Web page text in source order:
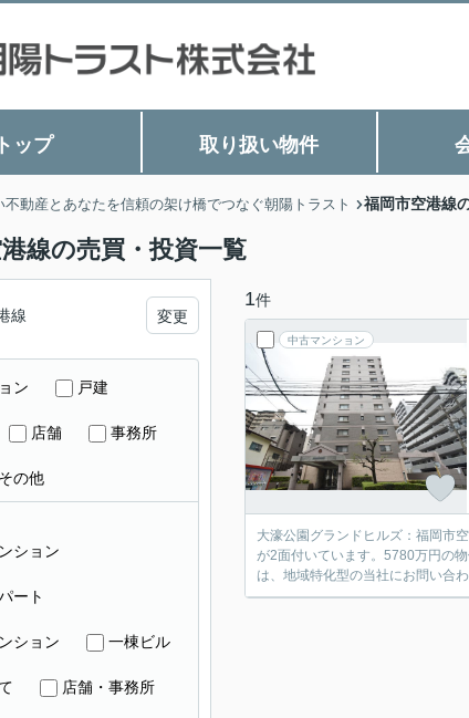
トップ 取り扱い物件
不動産とあなたを信頼の架け橋でつなぐ朝陽トラスト 福岡市空港線
線の売買・投資一覧
1件
中古マンション
大濠公園グランドヒルズ：福岡市
が2面付いています。5780万円の
は、地域特化型の当社にお問い合
線 変更
ン 戸建
店舗 事務所
の他
ション
ート
ション 一棟ビル
店舗・事務所